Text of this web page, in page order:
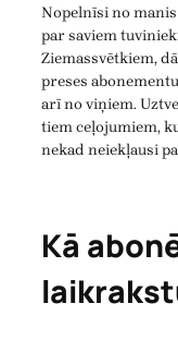
Nopelnīsi no
par saviem
Ziemassvētkiem,
preses
arī no viņiem.
tiem ceļojumiem,
nekad neiekļausi
Kā